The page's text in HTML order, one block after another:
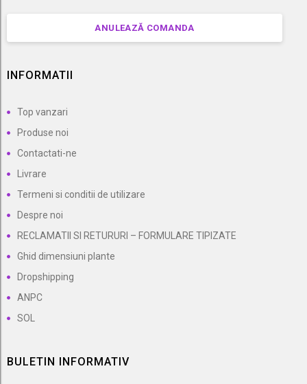
ANULEAZĂ COMANDA
INFORMATII
Top vanzari
Produse noi
Contactati-ne
Livrare
Termeni si conditii de utilizare
Despre noi
RECLAMATII SI RETURURI – FORMULARE TIPIZATE
Ghid dimensiuni plante
Dropshipping
ANPC
SOL
BULETIN INFORMATIV